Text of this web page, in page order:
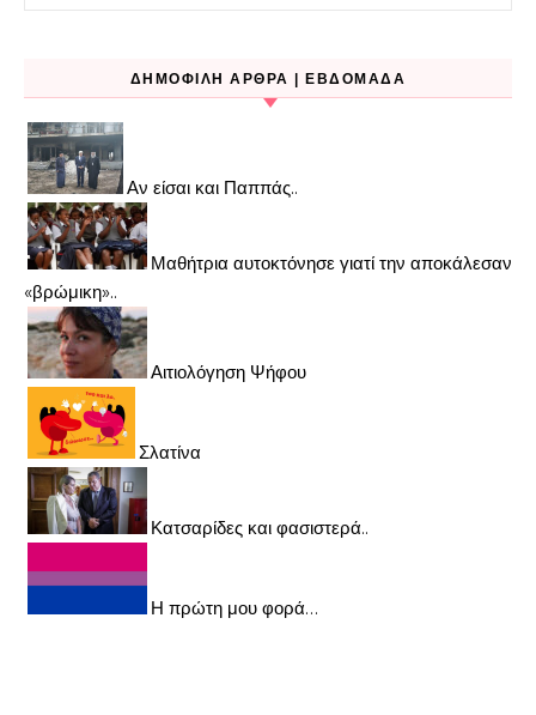
ΔΗΜΟΦΙΛΉ ΆΡΘΡΑ | ΕΒΔΟΜΆΔΑ
Αν είσαι και Παππάς..
Μαθήτρια αυτοκτόνησε γιατί την αποκάλεσαν
«βρώμικη»..
Αιτιολόγηση Ψήφου
Σλατίνα
Κατσαρίδες και φασιστερά..
Η πρώτη μου φορά…